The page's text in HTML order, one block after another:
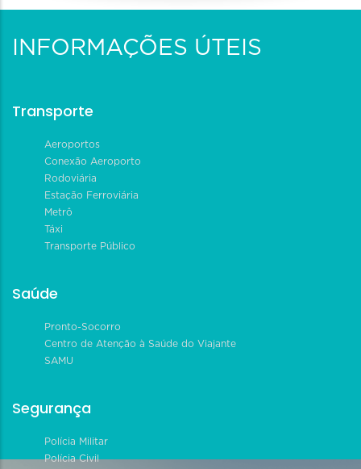
INFORMAÇÕES ÚTEIS
Transporte
Aeroportos
Conexão Aeroporto
Rodoviária
Estação Ferroviária
Metrô
Táxi
Transporte Público
Saúde
Pronto-Socorro
Centro de Atenção à Saúde do Viajante
SAMU
Segurança
Polícia Militar
Polícia Civil